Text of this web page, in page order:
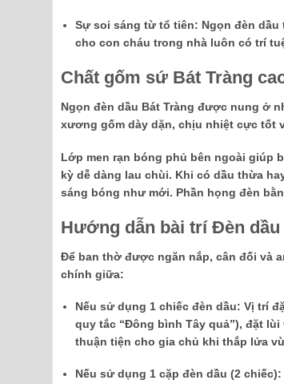
Sự soi sáng từ tổ tiên: Ngọn đèn
cho con cháu trong nhà luôn có trí
Chất gốm sứ Bát Tràng
Ngọn đèn dầu Bát Tràng được nung ở
xương gốm dày dặn, chịu nhiệt cực tốt
Lớp men rạn bóng phủ bên ngoài giúp
kỳ dễ dàng lau chùi. Khi có dầu thừa
sáng bóng như mới. Phần họng đèn
Hướng dẫn bài trí Đèn
Để ban thờ được ngăn nắp, cân đối và
chính giữa:
Nếu sử dụng 1 chiếc đèn dầu: Vị trí
quy tắc “Đông bình Tây quả”), đặt
thuận tiện cho gia chủ khi thắp lửa
Nếu sử dụng 1 cặp đèn dầu (2 chiếc):